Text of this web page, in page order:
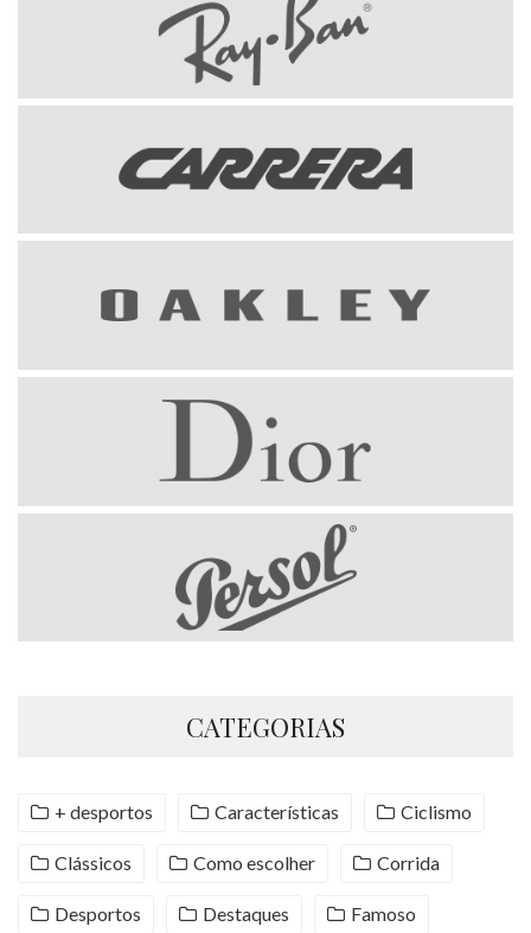
CATEGORIAS
+ desportos Características Ciclismo
Clássicos Como escolher Corrida
Desportos Destaques Famoso